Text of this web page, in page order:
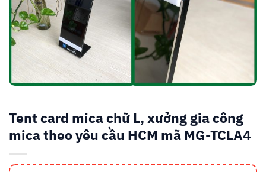
Tent card mica chữ L, xưởng gia công
mica theo yêu cầu HCM mã MG-TCLA4